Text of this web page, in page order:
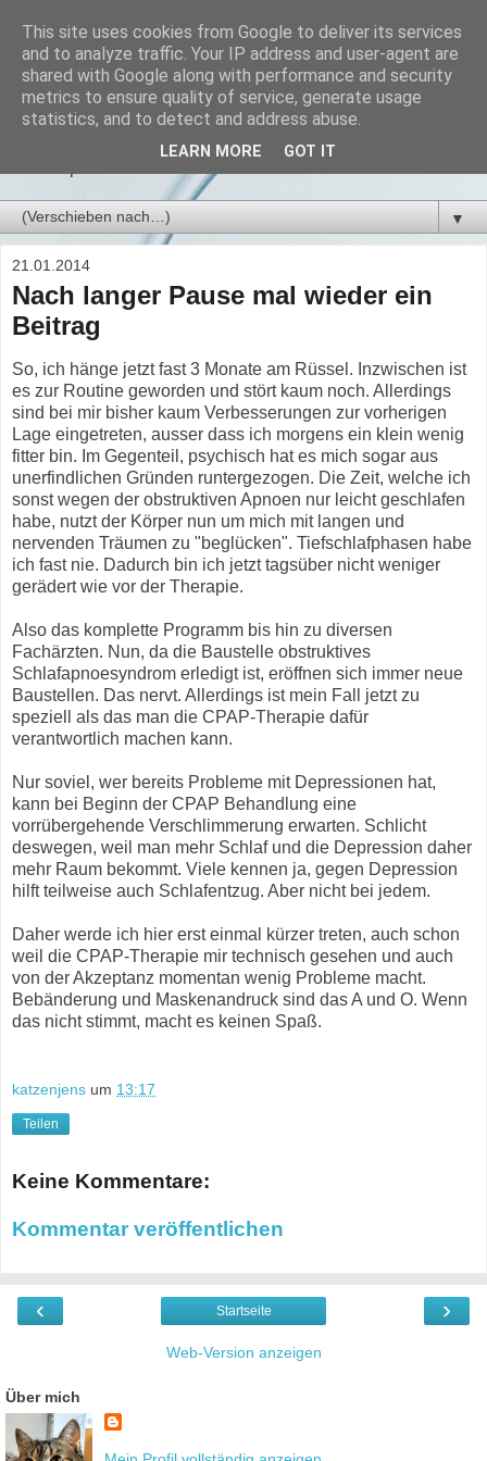
Mein Schlafapnoe-
Tagebuch
Persönliche Erfahrungen zur CPAP-Therapie bei schwerer
▼
21.01.2014
Nach langer Pause mal wieder ein
Beitrag
So, ich hänge jetzt fast 3 Monate am Rüssel. Inzwischen ist
es zur Routine geworden und stört kaum noch. Allerdings
sind bei mir bisher kaum Verbesserungen zur vorherigen
Lage eingetreten, ausser dass ich morgens ein klein wenig
fitter bin. Im Gegenteil, psychisch hat es mich sogar aus
unerfindlichen Gründen runtergezogen. Die Zeit, welche ich
sonst wegen der obstruktiven Apnoen nur leicht geschlafen
habe, nutzt der Körper nun um mich mit langen und
nervenden Träumen zu "beglücken". Tiefschlafphasen habe
ich fast nie. Dadurch bin ich jetzt tagsüber nicht weniger
gerädert wie vor der Therapie.
Also das komplette Programm bis hin zu diversen
Fachärzten. Nun, da die Baustelle obstruktives
Schlafapnoesyndrom erledigt ist, eröffnen sich immer neue
Baustellen. Das nervt. Allerdings ist mein Fall jetzt zu
speziell als das man die CPAP-Therapie dafür
verantwortlich machen kann.
Nur soviel, wer bereits Probleme mit Depressionen hat,
kann bei Beginn der CPAP Behandlung eine
vorrübergehende Verschlimmerung erwarten. Schlicht
deswegen, weil man mehr Schlaf und die Depression daher
mehr Raum bekommt. Viele kennen ja, gegen Depression
hilft teilweise auch Schlafentzug. Aber nicht bei jedem.
Daher werde ich hier erst einmal kürzer treten, auch schon
weil die CPAP-Therapie mir technisch gesehen und auch
von der Akzeptanz momentan wenig Probleme macht.
Bebänderung und Maskenandruck sind das A und O. Wenn
das nicht stimmt, macht es keinen Spaß.
katzenjens um 13:17
Teilen
Keine Kommentare:
Kommentar veröffentlichen
‹ ›
Startseite
Web-Version anzeigen
Über mich
This site uses cookies from Google to deliver its services
and to analyze traffic. Your IP address and user-agent are
shared with Google along with performance and security
metrics to ensure quality of service, generate usage
statistics, and to detect and address abuse.
LEARN MORE GOT IT